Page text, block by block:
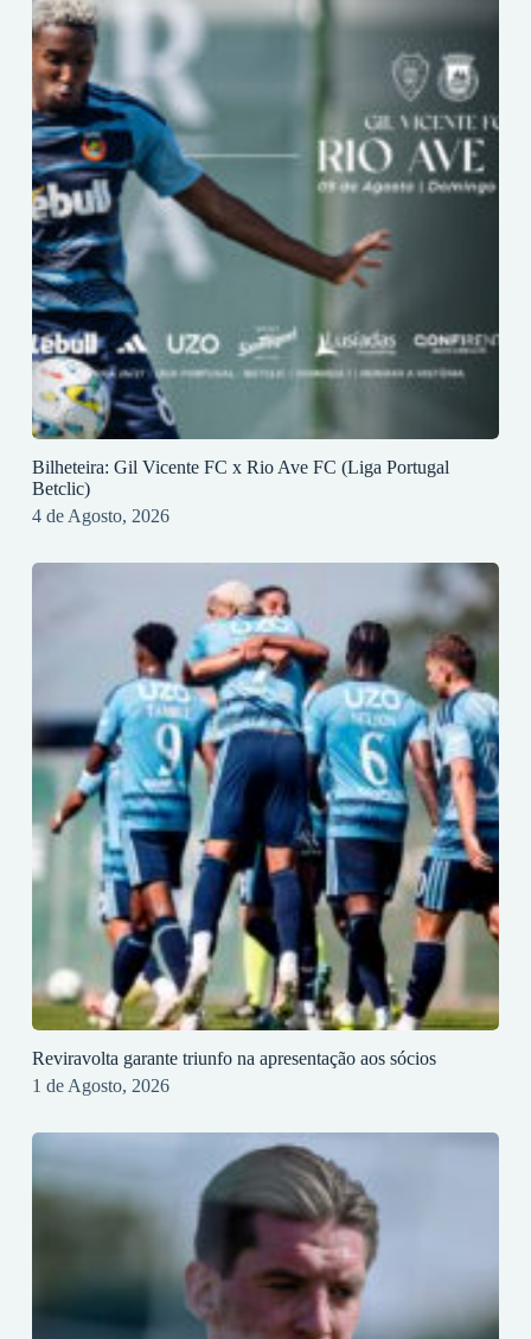
Bilheteira: Gil Vicente FC x Rio Ave FC (Liga Portugal
Betclic)
4 de Agosto, 2026
Reviravolta garante triunfo na apresentação aos sócios
1 de Agosto, 2026